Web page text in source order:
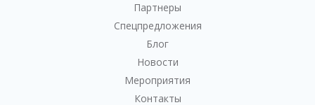
Партнеры
Спецпредложения
Блог
Новости
Мероприятия
Контакты